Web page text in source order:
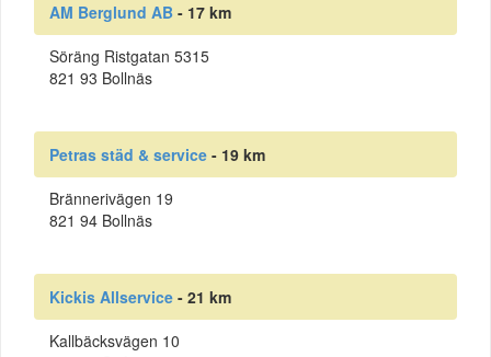
AM Berglund AB - 17 km
Söräng Ristgatan 5315
821 93 Bollnäs
Petras städ & service - 19 km
Brännerivägen 19
821 94 Bollnäs
Kickis Allservice - 21 km
Kallbäcksvägen 10